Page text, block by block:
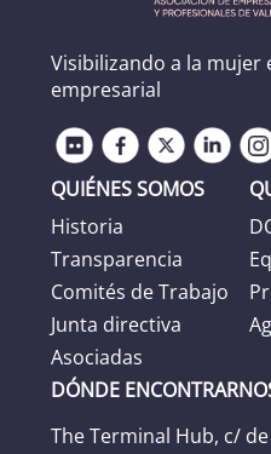
Visibilizando a la mujer
empresarial
QUIÉNES SOMOS
Historia
Transparencia
Comités de Trabajo
Junta directiva
Asociadas
DÓNDE
The Terminal Hub, c/